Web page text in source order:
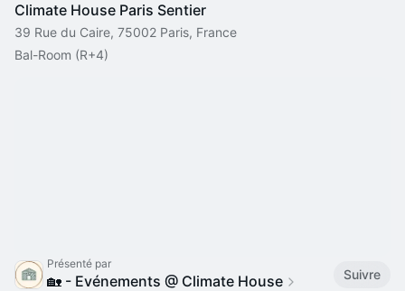
Climate House Paris Sentier
39 Rue du Caire, 75002 Paris, France
Bal-Room (R+4)
Présenté par
🏡 - Evénements @ Climate House
Suivre